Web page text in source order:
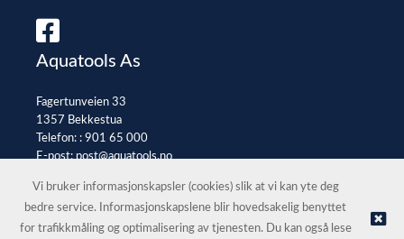
Aquatools As
Fagertunveien 33
1357 Bekkestua
Telefon: : 901 65 000
E-post:post@aquatools.no
© Aquatools As |Nettbutikk levert av Kréatif
Vi bruker informasjonskapsler (cookies) slik at vi kan yte deg
bedre service. Informasjonskapslene blir hovedsakelig benyttet
for trafikkmåling og optimalisering av tjenesten. Du kan også lese